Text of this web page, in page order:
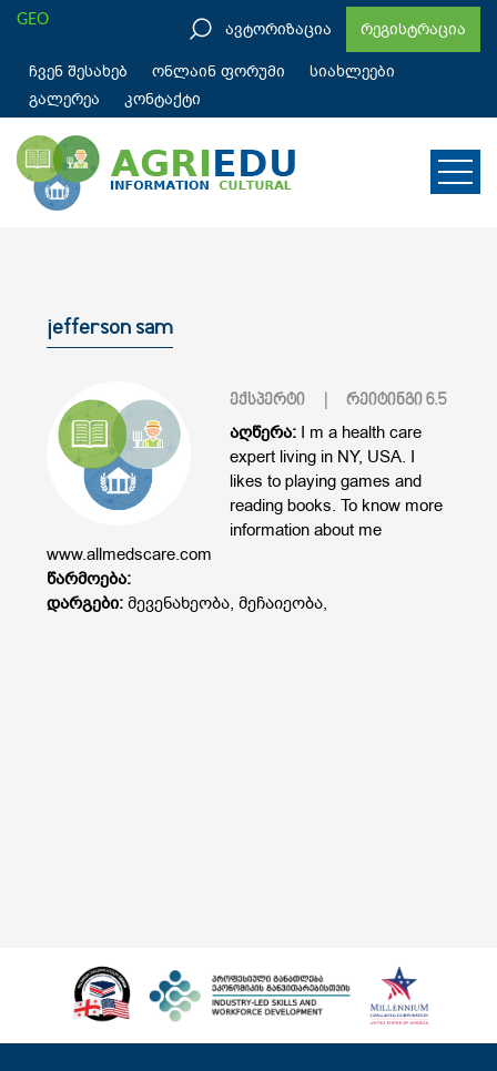
GEO ავტორიზაცია
რეგისტრაცია
ჩვენ შესახებ
ონლაინ ფორუმი
სიახლეები
გალერეა
კონტაქტი
jefferson sam
ექსპერტი | რეიტინგი 6.5
აღწერა: I m a health care
expert living in NY, USA. I
likes to playing games and
reading books. To know more
information about me
www.allmedscare.com
წარმოება:
დარგები: მევენახეობა, მეჩაიეობა,